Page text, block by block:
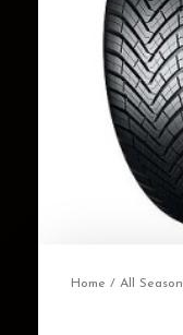
Home / All Season